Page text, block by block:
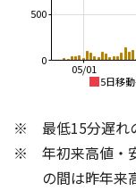
5日移
05/01
0
500
最低15分遅れ
年初来高値・
の間は昨年来